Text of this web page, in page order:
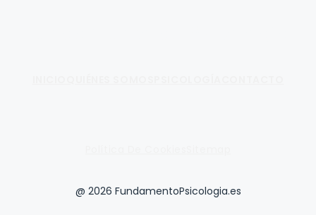
@ 2026 FundamentoPsicologia.es